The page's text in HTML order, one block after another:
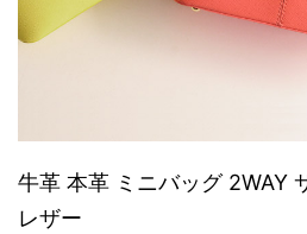
牛革 本革 ミニバッグ 2WAY
レザー